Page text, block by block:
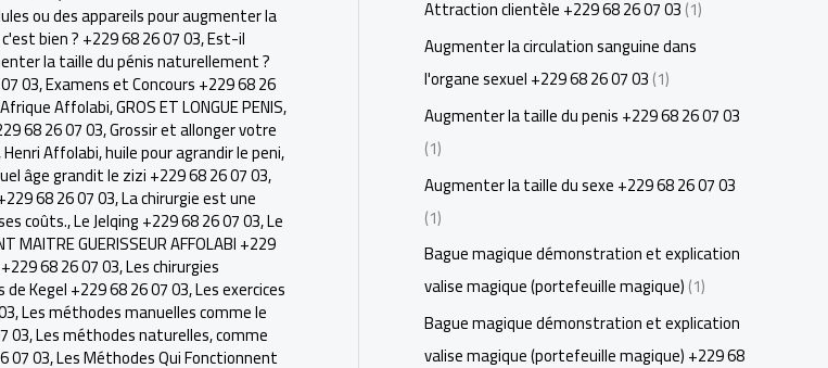
ou des appareils pour augmenter la
bien ? +229 68 26 07 03,Est-il
la taille du pénis naturellement ?
03,Examens et Concours +229 68 26
Affolabi,GROS ET LONGUE PENIS,
68 26 07 03,Grossir et allonger votre
Henri Affolabi,huile pour agrandir le peni,
âge grandit le zizi +229 68 26 07 03,
68 26 07 03,La chirurgie est une
coûts.,Le Jelqing +229 68 26 07 03,Le
MAITRE GUERISSEUR AFFOLABI +229
68 26 07 03,Les chirurgies
de Kegel +229 68 26 07 03,Les exercices
,Les méthodes manuelles comme le
03,Les méthodes naturelles, comme
07 03,Les Méthodes Qui Fonctionnent
Attraction clientèle +229 68 26 07 03(1)
Augmenter la circulation sanguine dans
l'organe sexuel +229 68 26 07 03(1)
Augmenter la taille du penis +229 68 26 07 03
(1)
Augmenter la taille du sexe +229 68 26 07 03
(1)
Bague magique démonstration et explication
valise magique (portefeuille magique)(1)
Bague magique démonstration et explication
valise magique (portefeuille magique) +229 68